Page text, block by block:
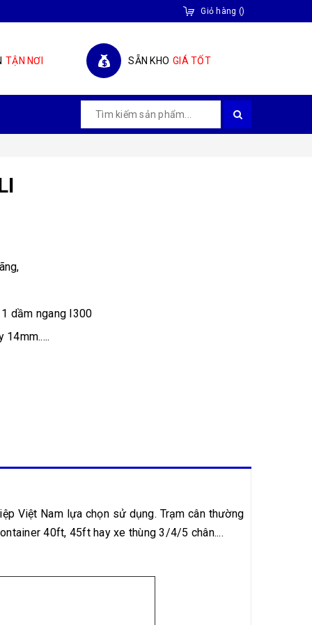
Giỏ hàng ()
TẬN NƠI SẴN KHO GIÁ TỐT
dầm ngang I300
Việt Nam lựa chọn sử dụng. Trạm cân thường
40ft, 45ft hay xe thùng 3/4/5 chân....